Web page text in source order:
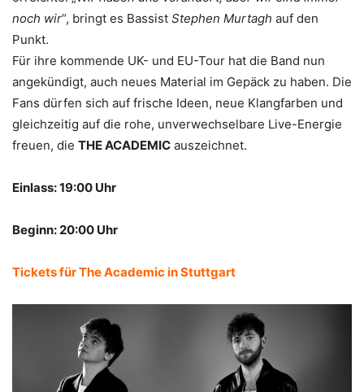
noch wir“, bringt es Bassist Stephen Murtagh auf den
Punkt.
Für ihre kommende UK- und EU-Tour hat die Band nun
angekündigt, auch neues Material im Gepäck zu haben. Die
Fans dürfen sich auf frische Ideen, neue Klangfarben und
gleichzeitig auf die rohe, unverwechselbare Live-Energie
freuen, die THE ACADEMIC auszeichnet.
Einlass: 19:00 Uhr
Beginn: 20:00 Uhr
Tickets für The Academic in Stuttgart